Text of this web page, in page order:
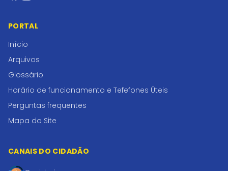
PORTAL
Início
Arquivos
Glossário
Horário de funcionamento e Tefefones Úteis
Perguntas frequentes
Mapa do Site
CANAIS DO CIDADÃO